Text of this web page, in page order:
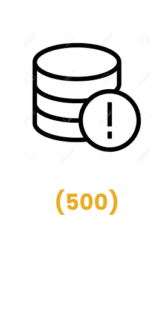
(500)